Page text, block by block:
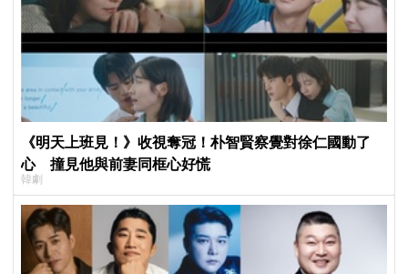
《明天上班見！》收視奪冠！朴智賢察覺對徐仁國動了
心 撞見他與前妻同框心好慌
韓劇